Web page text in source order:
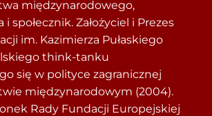
międzynarodowego,
społecznik. Założyciel i Prezes
im. Kazimierza Pułaskiego
think-tanku
się w polityce zagranicznej
międzynarodowym (2004).
Rady Fundacji Europejskiej